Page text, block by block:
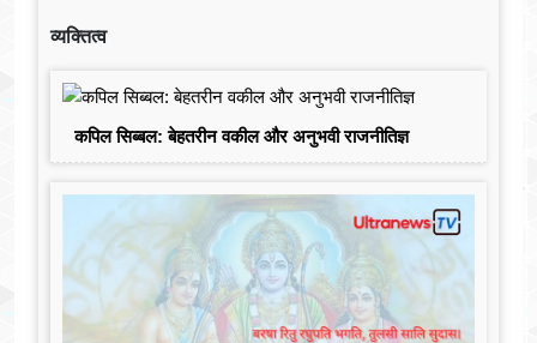
व्यक्तित्व
कपिल सिब्बल: बेहतरीन वकील और अनुभवी राजनीतिज्ञ